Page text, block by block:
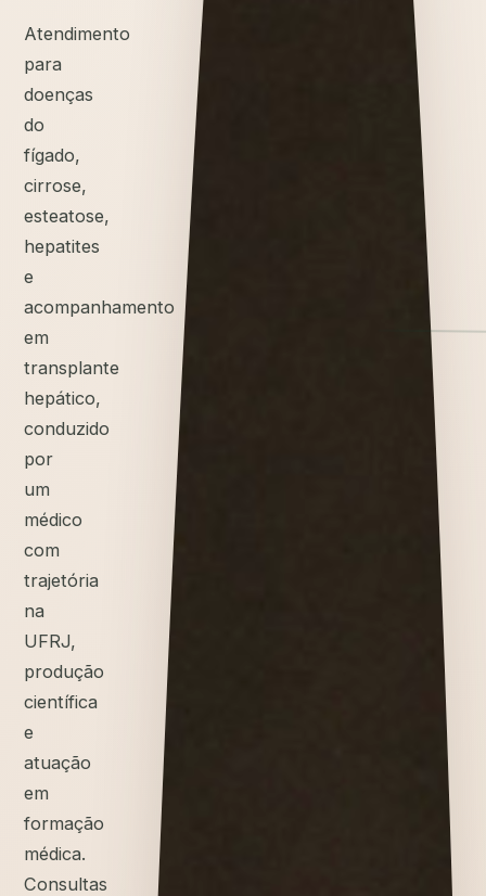
Atendimento
para
doenças
do
fígado,
cirrose,
esteatose,
hepatites
e
acompanhamento
em
transplante
hepático,
conduzido
por
um
médico
com
trajetória
na
UFRJ,
produção
científica
e
atuação
em
formação
médica.
Consultas